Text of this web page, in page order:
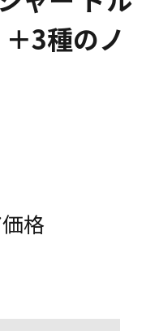
3種のノ
格